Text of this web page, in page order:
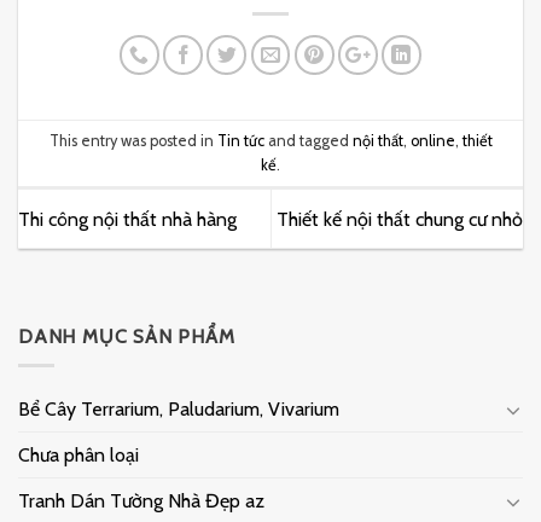
This entry was posted in Tin tứcand tagged nội thất, online,thiết
kế.
Thi công nội thất nhà hàng Thiết kế nội thất chung cư nhỏ
DANH MỤC SẢN PHẨM
Bể Cây Terrarium, Paludarium, Vivarium
Chưa phân loại
Tranh Dán Tường Nhà Đẹp az